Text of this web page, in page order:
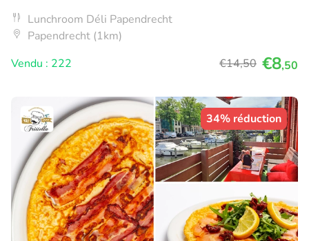
Lunchroom Déli Papendrecht
Papendrecht (1km)
Vendu : 222
€14,50 €8,50
34% réduction